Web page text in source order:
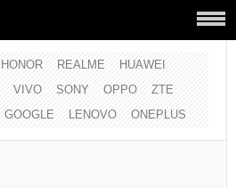
HONOR REALME
HUAWEI
VIVO SONY OPPO
ZTE
GOOGLE LENOVO ONEPLUS